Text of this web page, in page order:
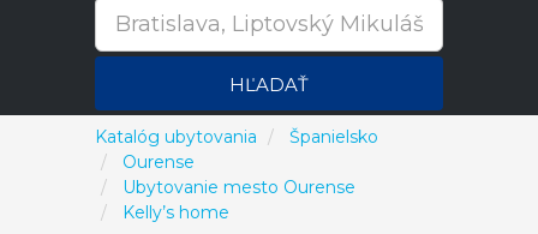
HĽADAŤ
Katalóg ubytovania
Španielsko
Ourense
Ubytovanie mesto Ourense
Kelly’s home